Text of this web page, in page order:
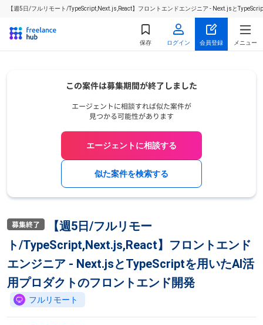
【週5日/フルリモート/TypeScript,Next.js,React】フロントエンドエンジニア - Next.jsと
保存 ログイン 会員登録 メニュー
エージェントに相談する
似た案件を検索する
【週5日/フルリモー
ト/TypeScript,Next.js,React】フロントエンド
エンジニア - Next.jsとTypeScriptを用いたAI活
用プロダクトのフロントエンド開発
フルリモート